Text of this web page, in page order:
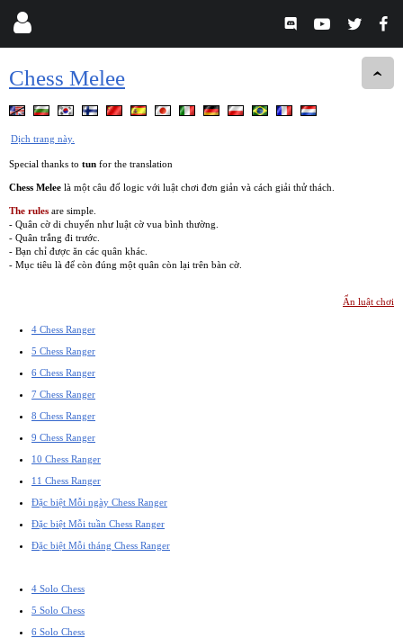
Chess Melee
Dịch trang này.
Special thanks to tun for the translation
Chess Melee là một câu đố logic với luật chơi đơn giản và cách giải thử thách.
The rules are simple.
- Quân cờ di chuyển như luật cờ vua bình thường.
- Quân trắng đi trước.
- Bạn chỉ được ăn các quân khác.
- Mục tiêu là để còn đúng một quân còn lại trên bàn cờ.
Ẩn luật chơi
4 Chess Ranger
5 Chess Ranger
6 Chess Ranger
7 Chess Ranger
8 Chess Ranger
9 Chess Ranger
10 Chess Ranger
11 Chess Ranger
Đặc biệt Mỗi ngày Chess Ranger
Đặc biệt Mỗi tuần Chess Ranger
Đặc biệt Mỗi tháng Chess Ranger
4 Solo Chess
5 Solo Chess
6 Solo Chess